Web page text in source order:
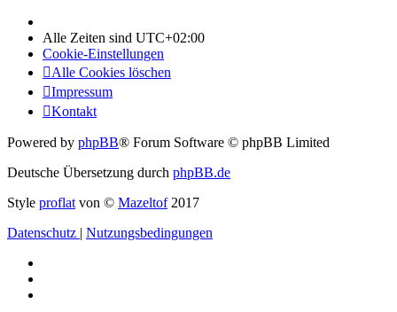
Alle Zeiten sind UTC+02:00
Cookie-Einstellungen
Alle Cookies löschen
Impressum
Kontakt
Powered by phpBB® Forum Software © phpBB Limited
Deutsche Übersetzung durch phpBB.de
Style proflatvon © Mazeltof2017
Datenschutz
Nutzungsbedingungen